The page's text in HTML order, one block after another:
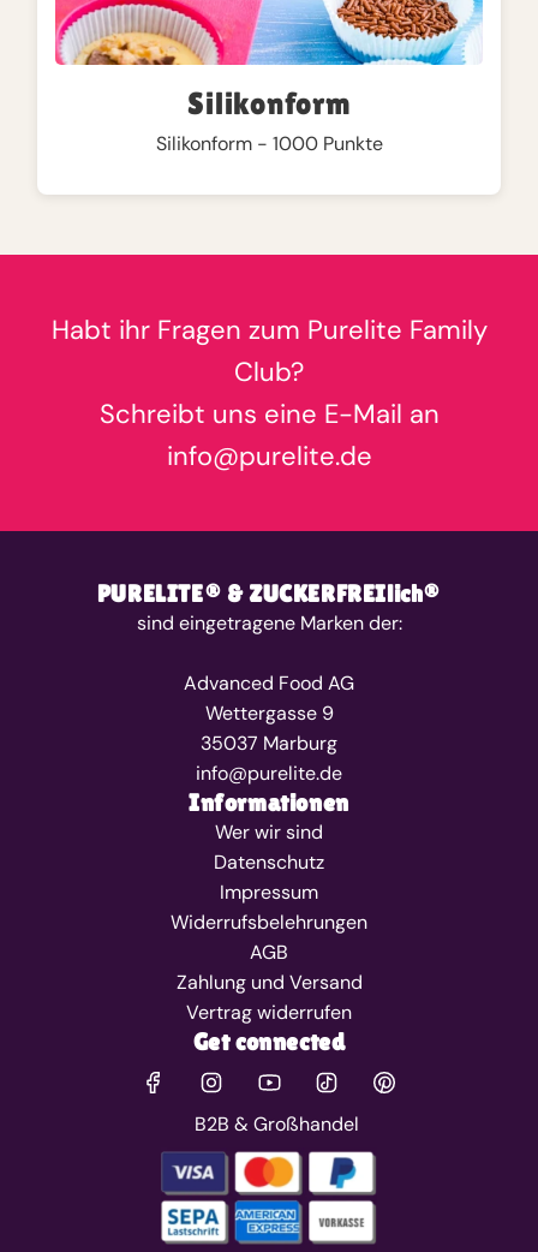
Silikonform
Silikonform - 1000 Punkte
Habt ihr Fragen zum Purelite Family
Club?
Schreibt uns eine E-Mail an
info@purelite.de
PURELITE® & ZUCKERFREIlich®
sind eingetragene Marken der:
Advanced Food AG
Wettergasse 9
35037 Marburg
info@purelite.de
Informationen
Wer wir sind
Datenschutz
Impressum
Widerrufsbelehrungen
AGB
Zahlung und Versand
Vertrag widerrufen
Get connected
B2B & Großhandel